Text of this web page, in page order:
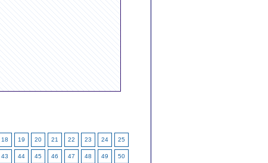
18 19 20 21 22 23 24 25
43 44 45 46 47 48 49 50